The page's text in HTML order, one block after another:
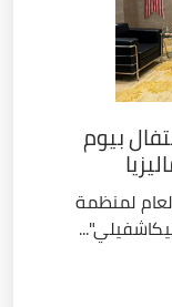
بيوم
لمنظمة